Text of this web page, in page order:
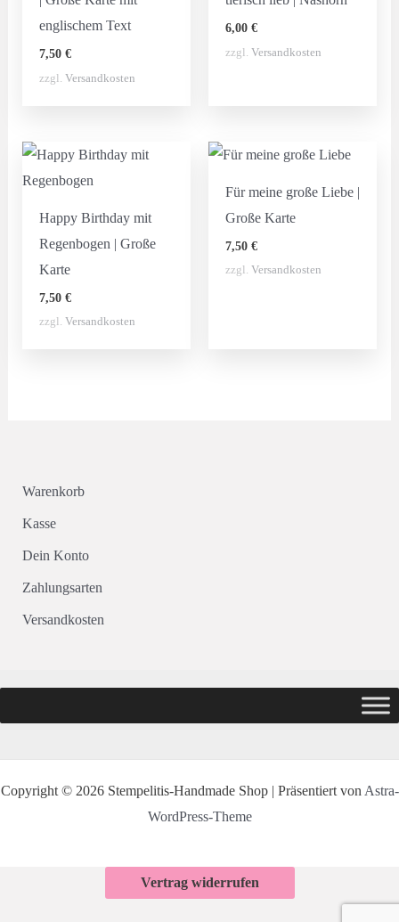
englischem Text
7,50 €
zzgl. Versandkosten
6,00€
zzgl.Versandkosten
Happy Birthday mit
Regenbogen | Große
Karte
7,50 €
zzgl. Versandkosten
Für meine große Liebe |
Große Karte
7,50€
zzgl.Versandkosten
Warenkorb
Kasse
Dein Konto
Zahlungsarten
Versandkosten
Copyright © 2026 Stempelitis-Handmade Shop | Präsentiert von Astra-
WordPress-Theme
Vertrag widerrufen